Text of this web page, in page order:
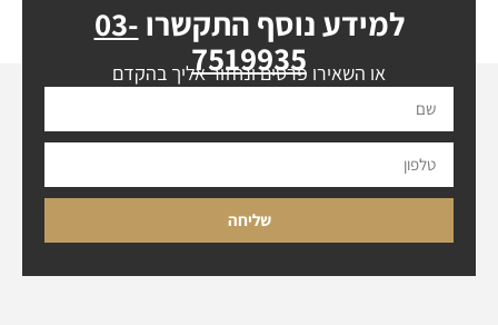
למידע נוסף התקשרו 03-
7519935
או השאירו פרטים ונחזור אליך בהקדם
שליחה